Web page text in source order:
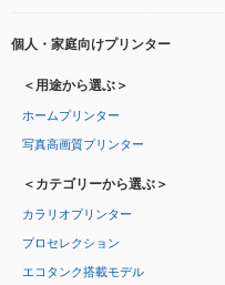
個人・家庭向けプリンター
＜用途から選ぶ＞
ホームプリンター
写真高画質プリンター
＜カテゴリーから選ぶ＞
カラリオプリンター
プロセレクション
エコタンク搭載モデル